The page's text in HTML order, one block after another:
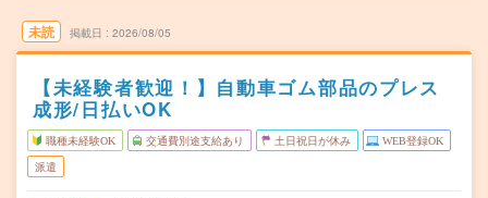
未読 掲載日 2026/08/05
【未経験者歓迎！】自動車ゴム部品のプレス
成形/日払いOK
職種未経験OK 交通費別途支給あり 土日祝日が休み WEB登録OK
派遣